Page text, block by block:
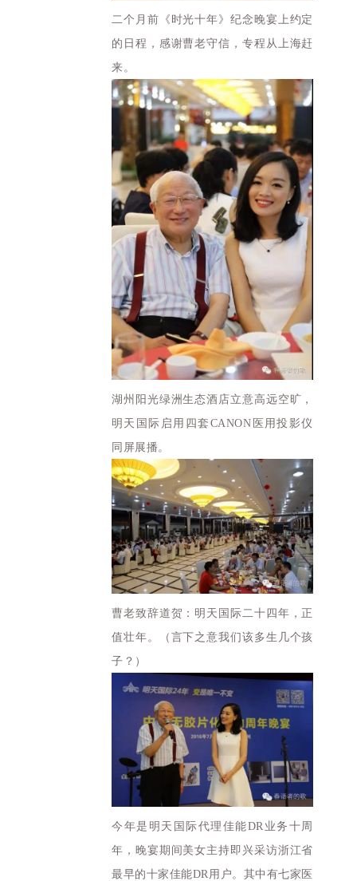
二个月前《时光十年》纪念晚宴上约定
的日程， 感谢曹老守信，专程从上海赶
来。
湖州阳光绿洲生态酒店立意高远空旷，
明天国际启用四套CANON医用投影仪
同屏展播。
曹老致辞道贺：明天国际二十四年，正
值壮年。（言下之意我们该多生几个孩
子？）
今年是明天国际代理佳能DR业务十周
年，晚宴期间美女主持即兴采访浙江省
最早的十家佳能DR用户。其中有七家医